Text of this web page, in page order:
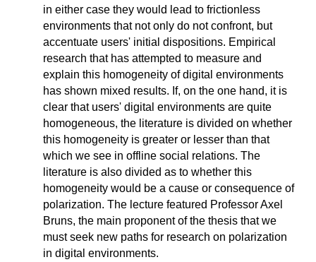
in either case they would lead to frictionless
environments that not only do not confront, but
accentuate users' initial dispositions. Empirical
research that has attempted to measure and
explain this homogeneity of digital environments
has shown mixed results. If, on the one hand, it is
clear that users' digital environments are quite
homogeneous, the literature is divided on whether
this homogeneity is greater or lesser than that
which we see in offline social relations. The
literature is also divided as to whether this
homogeneity would be a cause or consequence of
polarization. The lecture featured Professor Axel
Bruns, the main proponent of the thesis that we
must seek new paths for research on polarization
in digital environments.